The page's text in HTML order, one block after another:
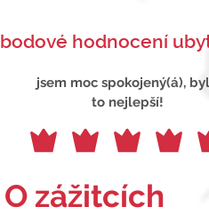
bodové hodnocení
jsem moc spokojený(á),
to nejlepší!
O zážitcích